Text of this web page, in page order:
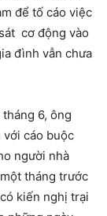
để tố cáo việc
cơ động vào
đình vẫn chưa
6, ông
với cáo buộc
người nhà
tháng trước
kiến nghị trại